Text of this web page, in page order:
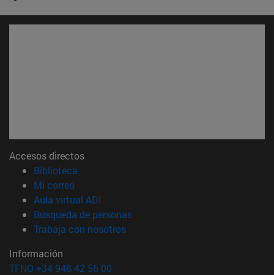
Accesos directos
Biblioteca
Mi correo(abre en nueva ventana)
Aula virtual ADI
Búsqueda de personas(abre en nueva ventana)
Trabaja con nosotros(abre en nueva ventana)
Información
TFNO +34 948 42 56 00